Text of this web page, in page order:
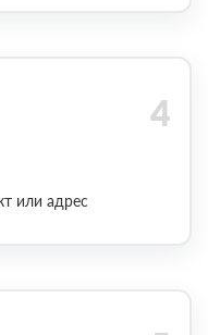
или адрес